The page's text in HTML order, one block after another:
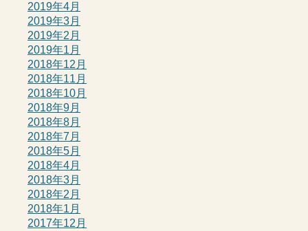
2019年4月
2019年3月
2019年2月
2019年1月
2018年12月
2018年11月
2018年10月
2018年9月
2018年8月
2018年7月
2018年5月
2018年4月
2018年3月
2018年2月
2018年1月
2017年12月